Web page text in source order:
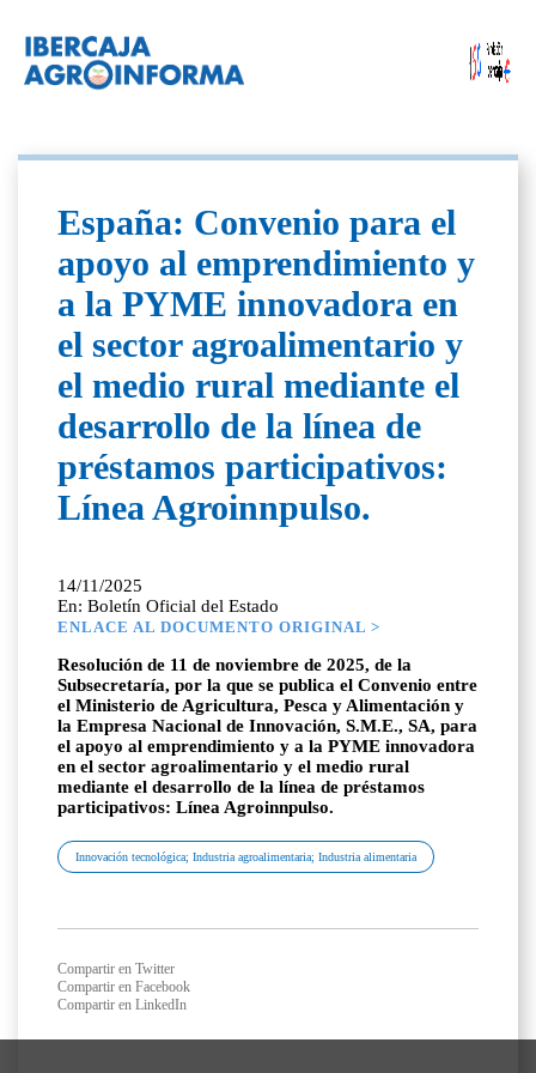
España: Convenio para el
apoyo al emprendimiento y
a la PYME innovadora en
el sector agroalimentario y
el medio rural mediante el
desarrollo de la línea de
préstamos participativos:
Línea Agroinnpulso.
14/11/2025
En: Boletín Oficial del Estado
ENLACE AL DOCUMENTO ORIGINAL >
Resolución de 11 de noviembre de 2025, de la
Subsecretaría, por la que se publica el Convenio entre
el Ministerio de Agricultura, Pesca y Alimentación y
la Empresa Nacional de Innovación, S.M.E., SA, para
el apoyo al emprendimiento y a la PYME innovadora
en el sector agroalimentario y el medio rural
mediante el desarrollo de la línea de préstamos
participativos: Línea Agroinnpulso.
Innovación tecnológica; Industria agroalimentaria; Industria alimentaria
Compartir en Twitter
Compartir en Facebook
Compartir en LinkedIn